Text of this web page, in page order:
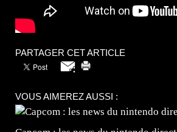
PARTAGER CET ARTICLE
VOUS AIMEREZ AUSSI :